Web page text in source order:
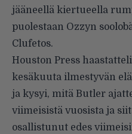
jääneellä kiertueella
puolestaan Ozzyn
Clufetos.
Houston Press haastatteli
kesäkuuta ilmestyvän
ja kysyi, mitä Butler
viimeisistä vuosista ja
osallistunut edes